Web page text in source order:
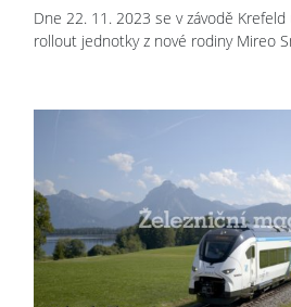
Dne 22. 11. 2023 se v závodě
rollout jednotky z nové rodiny Mireo